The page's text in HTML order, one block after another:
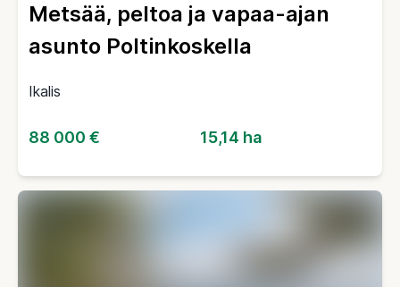
Metsää, peltoa ja vapaa-ajan
asunto Poltinkoskella
Ikalis
88 000 € 15,14 ha